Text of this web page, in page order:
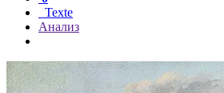
Texte
Анализ